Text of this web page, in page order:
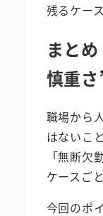
残るケース
まと
慎重
職場から
はないこ
「無断欠
ケースご
今回のポ